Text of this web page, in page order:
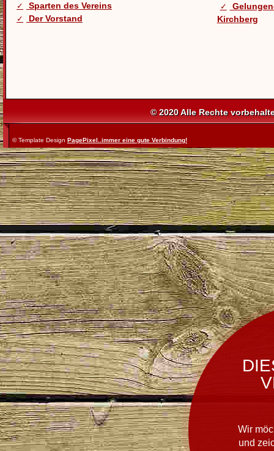
Sparten des Vereins
Der Vorstand
Kirchberg
© 2020 Alle Rechte
© Template Design PagePixel..immer eine gute Verbindung!
Wir
und